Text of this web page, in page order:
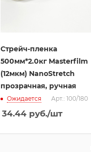
Стрейч-пленка
500мм*2.0кг Masterfilm
(12мкм) NanoStretch
прозрачная, ручная
Ожидается Арт.: 100/180
34.44руб./шт